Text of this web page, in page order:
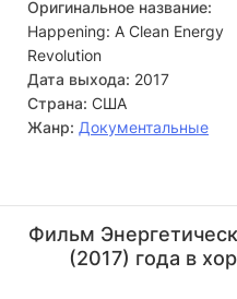
новые рабочие места, при
делать жизнь
фильм реалистично и
новаторские технологии в
источников энергии,
будущее.
Оригинальное название:
Happening: A Clean Energy
Revolution
Дата выхода: 2017
Страна: США
Жанр: Документальные
Фильм
(2017) года в